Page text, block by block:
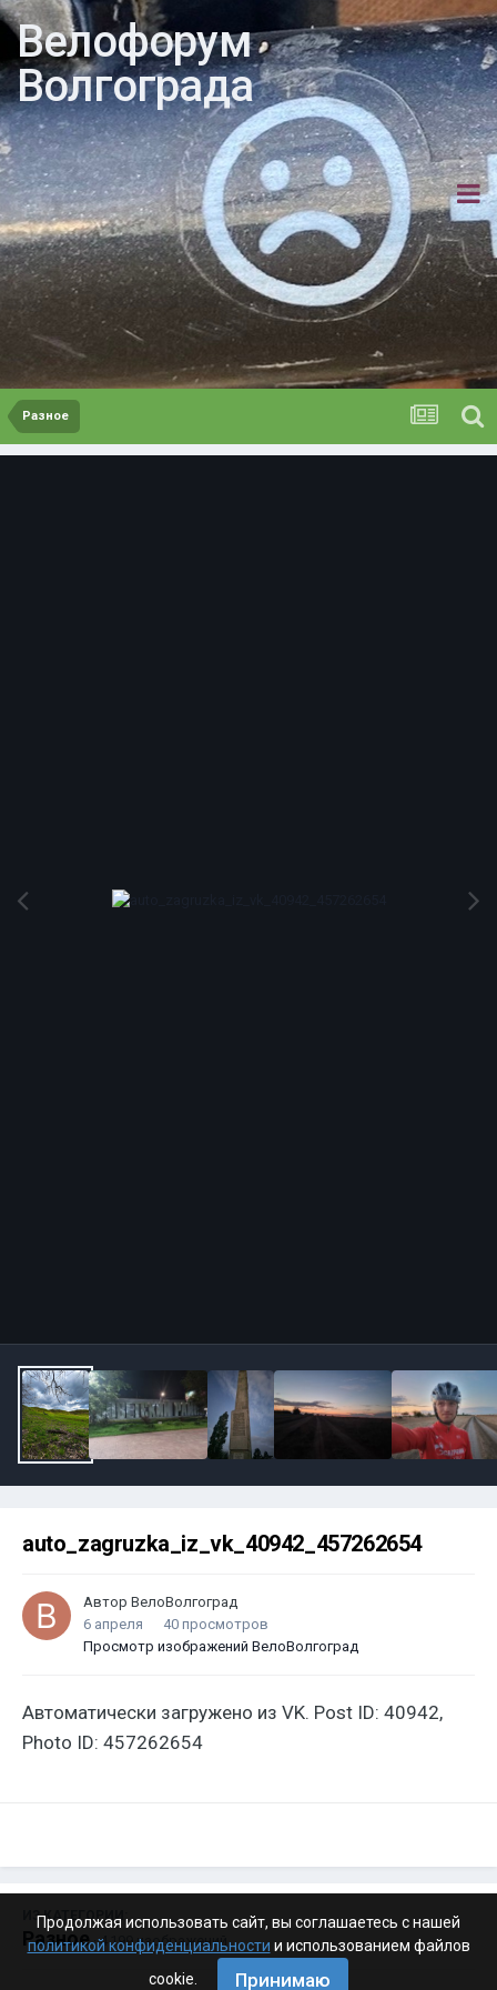
Велофорум
Волгограда
Разное
auto_zagruzka_iz_vk_40942_457262654
Автор ВелоВолгоград
6 апреля
40 просмотров
Просмотр изображений ВелоВолгоград
Автоматически загружено из VK. Post ID: 40942,
Photo ID: 457262654
ИЗ КАТЕГОРИИ:
Разное · 4 199 изображений
Продолжая использовать сайт, вы соглашаетесь с нашей
политикой конфиденциальности и использованием файлов
cookie.
Принимаю